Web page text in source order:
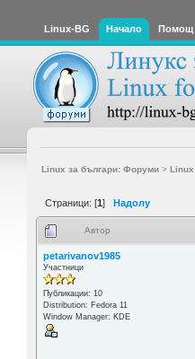
Linux-BG Начало Помощ
Linux за българи: Форуми> Linux
Страници: [1] Надолу
Автор
petarivanov1985
Участници
Публикации: 10
Distribution: Fedora 11
Window Manager: KDE